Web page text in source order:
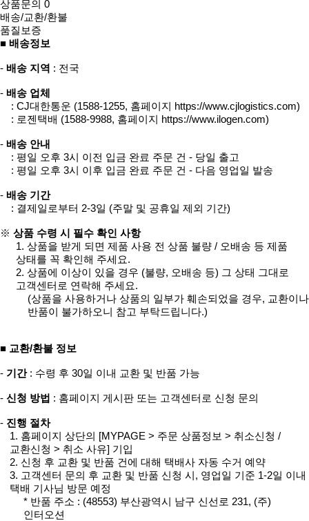
상품문의 0
배송/교환/환불
품질보증
■ 배송정보
- 배송 지역 : 전국
- 배송 업체
: CJ대한통운 (1588-1255, 홈페이지 https://www.cjlogistics.com)
: 로젠택배 (1588-9988, 홈페이지 https://www.ilogen.com)
- 배송 안내
: 평일 오후 3시 이전 입금 완료 주문 건 - 당일 출고
: 평일 오후 3시 이후 입금 완료 주문 건 - 다음 영업일 발송
- 배송 기간
: 결제일로부터 2-3일 (주말 및 공휴일 제외 기간)
※ 상품 수령 시 필수 확인 사항
1. 상품을 받게 되면 제품 사용 전 상품 불량 / 오배송 등 제품
상태를 꼭 확인해 주세요.
2. 상품에 이상이 있을 경우 (불량, 오배송 등) 그 상태 그대로
고객센터로 연락해 주세요.
(상품을 사용하거나 상품의 일부가 훼손되었을 경우, 교환이나
반품이 불가하오니 참고 부탁드립니다.)
■ 교환/환불 정보
- 기간: 수령 후 30일 이내 교환 및 반품 가능
- 신청 방법 : 홈페이지 게시판 또는 고객센터로 신청 문의
- 진행 절차
1. 홈페이지 상단의 [MYPAGE > 주문 상품정보 > 취소신청 /
교환신청 > 취소 사유] 기입
2. 신청 후 교환 및 반품 건에 대해 택배사 자동 수거 예약
3. 고객센터 문의 후 교환 및 반품 신청 시, 영업일 기준 1-2일 이내
택배 기사님 방문 예정
* 반품 주소 : (48553) 부산광역시 남구 신선로 231, (주)
인터오션